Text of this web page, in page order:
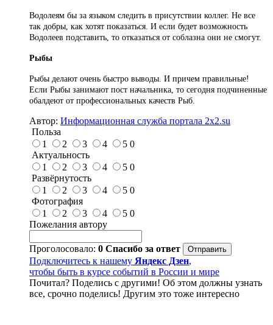
Водолеям бы за языком следить в присутствии коллег. Не все
так добры, как хотят показаться. И если будет возможность
Водолеев подставить, то отказаться от соблазна они не смогут.
Рыбы
Рыбы делают очень быстро выводы. И причем правильные!
Если Рыбы занимают пост начальника, то сегодня подчиненные
обалдеют от профессиональных качеств Рыб.
Автор: Информационная служба портала 2x2.su
Польза
1
2 3 4 5 0
Актуальность
1
2 3 4 5 0
Развёрнутость
1
2 3 4 5 0
Фотография
1
2 3 4 5 0
Пожелания автору
Проголосовало: 0 Спасибо за ответ
Подключитесь к нашему Яндекс Дзен,
чтобы быть в курсе событий в России и мире
Почитал? Поделись с другими! Об этом должны узнать
все, срочно поделись! Другим это тоже интересно